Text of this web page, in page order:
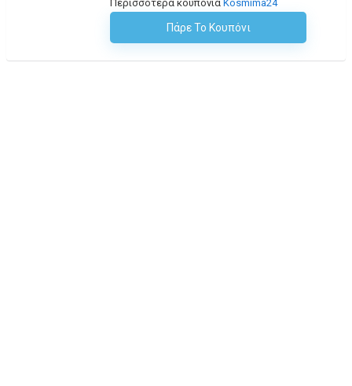
Περισσότερα κουπόνια Kosmima24
Πάρε Το Κουπόνι